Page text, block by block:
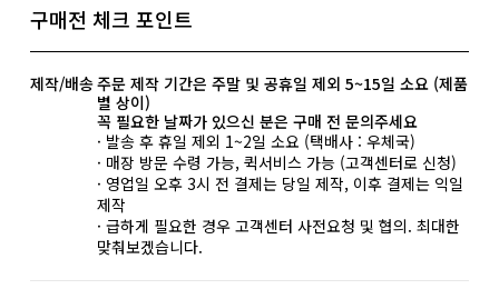
구매전 체크 포인트
제작/배송주문 제작 기간은 주말 및 공휴일 제외 5~15일 소요 (제품
별 상이)
꼭 필요한 날짜가 있으신 분은 구매 전 문의주세요
· 발송 후 휴일 제외 1~2일 소요 (택배사 : 우체국)
· 매장 방문 수령 가능, 퀵서비스 가능 (고객센터로 신청)
· 영업일 오후 3시 전 결제는 당일 제작, 이후 결제는 익일
제작
· 급하게 필요한 경우 고객센터 사전요청 및 협의. 최대한
맞춰보겠습니다.